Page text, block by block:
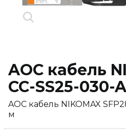
AOC кабель
CC-SS25-030-
AOC кабель NIKOMAX
м